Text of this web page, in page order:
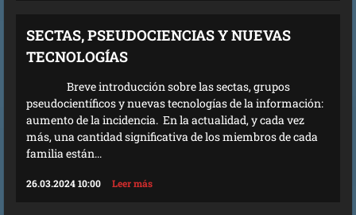
SECTAS, PSEUDOCIENCIAS Y NUEVAS
TECNOLOGÍAS
Breve introducción sobre las sectas, grupos
pseudocientíficos y nuevas tecnologías de la información:
aumento de la incidencia. En la actualidad, y cada vez
más, una cantidad significativa de los miembros de cada
familia están...
26.03.2024 10:00 Leer más